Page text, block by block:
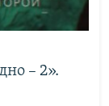
– 2».